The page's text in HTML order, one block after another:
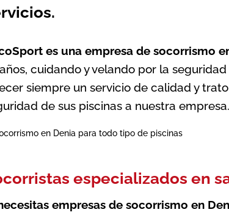
es una empresa desocorrismo
cuidando y velando por la
siempre un servicio de calidad y
de sus piscinas a nuestra empresa.
especializados en
empresas de socorrismo en